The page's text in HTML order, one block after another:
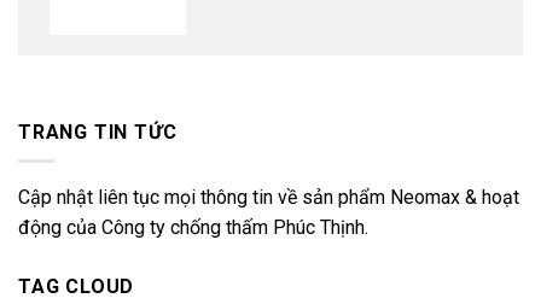
TRANG TIN TỨC
Cập nhật liên tục mọi thông tin về sản phẩm Neomax & hoạt
động của Công ty chống thấm Phúc Thịnh.
TAG CLOUD